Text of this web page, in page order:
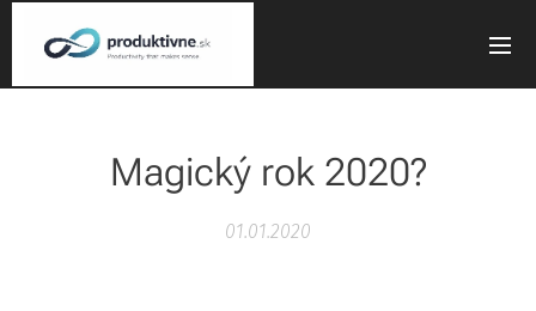
Magický rok 2020?
01.01.2020